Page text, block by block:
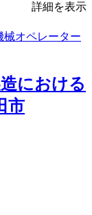
詳細を表示
における
市